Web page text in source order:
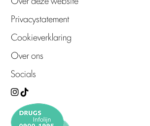
Privacystatement
Cookieverklaring
Over ons
Socials